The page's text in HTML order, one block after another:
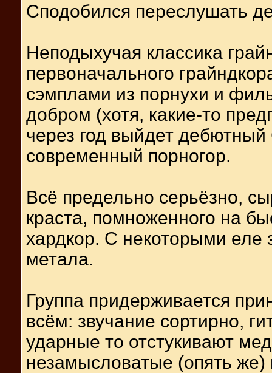
Сподобился переслушать
Неподыхучая классика
первоначального
сэмплами из порнухи и
добром (хотя, какие-то
через год выйдет дебютный
современный порногор.
Всё предельно серьёзно,
краста, помноженного на
хардкор. С некоторыми
метала.
Группа придерживается
всём: звучание сортирно,
ударные то отстукивают
незамысловатые (опять же)